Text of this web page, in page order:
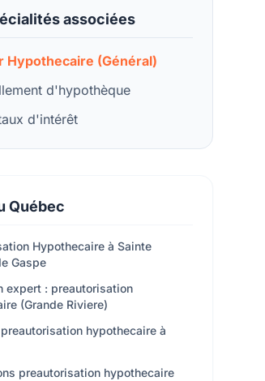
associées
Hypothecaire (Général)
d'hypothèque
d'intérêt
Québec
Hypothecaire à Sainte
Gaspe
expert : preautorisation
(Grande Riviere)
hypothecaire à
preautorisation hypothecaire